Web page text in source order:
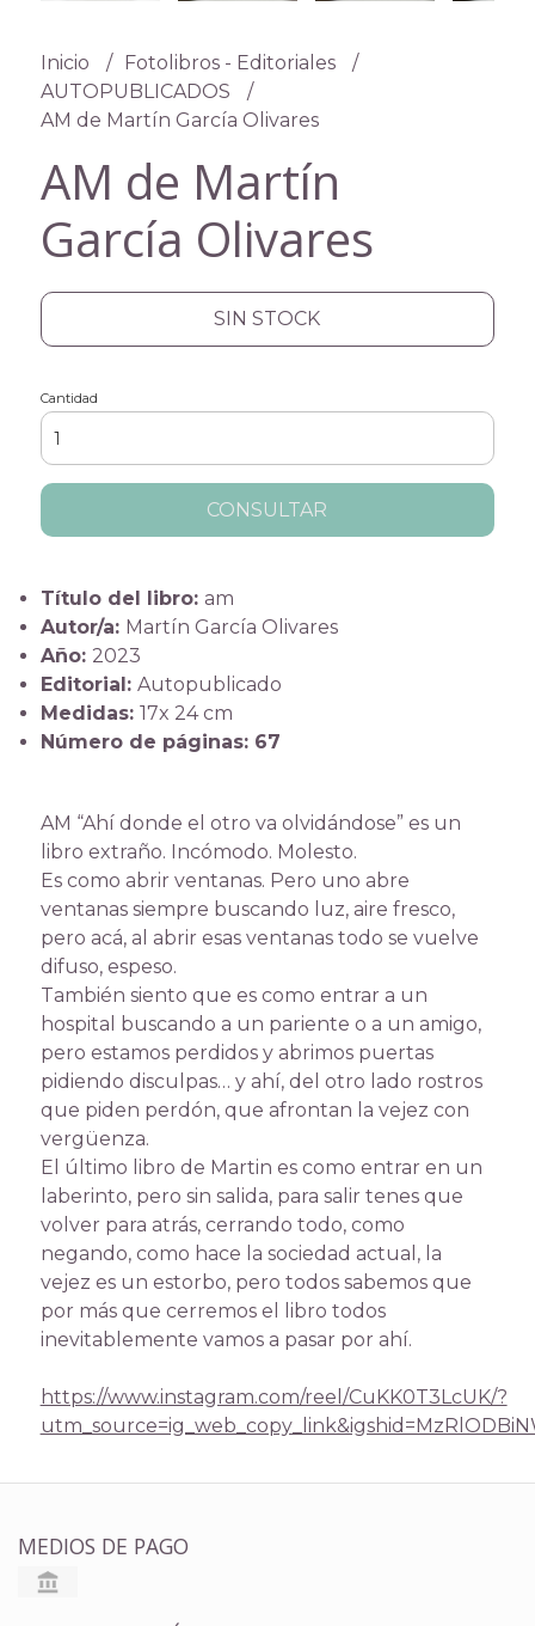
Inicio
Fotolibros - Editoriales
AUTOPUBLICADOS
AM de Martín García Olivares
AM de Martín
García Olivares
SIN STOCK
Cantidad
CONSULTAR
Título del libro: am
Autor/a: Martín García Olivares
Año: 2023
Editorial: Autopublicado
Medidas: 17x 24 cm
Número de páginas: 67
AM “Ahí donde el otro va olvidándose” es un
libro extraño. Incómodo. Molesto.
Es como abrir ventanas. Pero uno abre
ventanas siempre buscando luz, aire fresco,
pero acá, al abrir esas ventanas todo se vuelve
difuso, espeso.
También siento que es como entrar a un
hospital buscando a un pariente o a un amigo,
pero estamos perdidos y abrimos puertas
pidiendo disculpas… y ahí, del otro lado rostros
que piden perdón, que afrontan la vejez con
vergüenza.
El último libro de Martin es como entrar en un
laberinto, pero sin salida, para salir tenes que
volver para atrás, cerrando todo, como
negando, como hace la sociedad actual, la
vejez es un estorbo, pero todos sabemos que
por más que cerremos el libro todos
inevitablemente vamos a pasar por ahí.
https://www.instagram.com/reel/CuKK0T3LcUK/?
MEDIOS DE PAGO